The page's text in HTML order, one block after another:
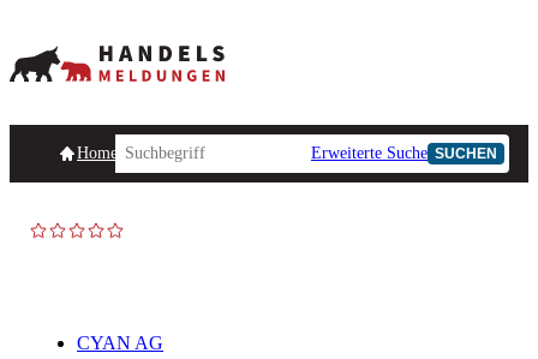
HomepageHandelsmeldungen Ad-Hoc-Meldungen
Erweiterte Suche SUCHEN
CYAN AG